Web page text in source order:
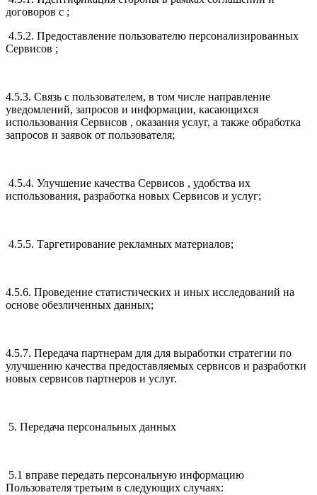
договоров с ;
4.5.2. Предоставление пользователю персонализированных
Сервисов ;
4.5.3. Связь с пользователем, в том числе направление
уведомлений, запросов и информации, касающихся
использования Сервисов , оказания услуг, а также обработка
запросов и заявок от пользователя;
4.5.4. Улучшение качества Сервисов , удобства их
использования, разработка новых Сервисов и услуг;
4.5.5. Таргетирование рекламных материалов;
4.5.6. Проведение статистических и иных исследований на
основе обезличенных данных;
4.5.7. Передача партнерам для для выработки стратегии по
улучшению качества предоставляемых сервисов и разработки
новых сервисов партнеров и услуг.
5. Передача персональных данных
5.1 вправе передать персональную информацию
Пользователя третьим в следующих случаях: